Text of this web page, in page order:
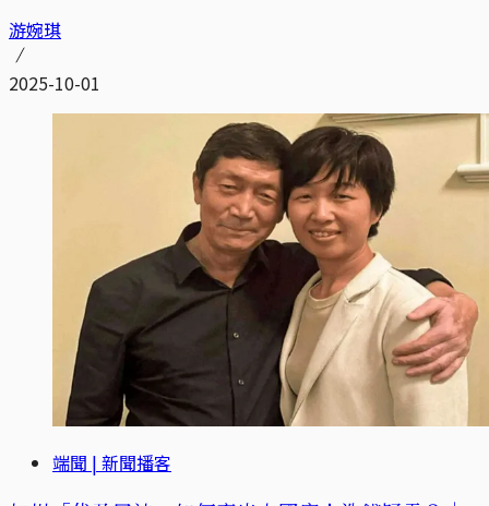
游婉琪
2025-10-01
端聞 | 新聞播客